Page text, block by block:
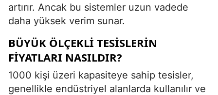
artırır. Ancak bu sistemler uzun vadede
daha yüksek verim sunar.
BÜYÜK ÖLÇEKLI TESISLERIN
FIYATLARI NASILDIR?
1000 kişi üzeri kapasiteye sahip tesisler,
genellikle endüstriyel alanlarda kullanılır ve